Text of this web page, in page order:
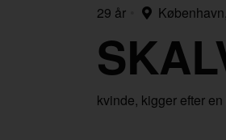
29 år
kvinde, kigger efter